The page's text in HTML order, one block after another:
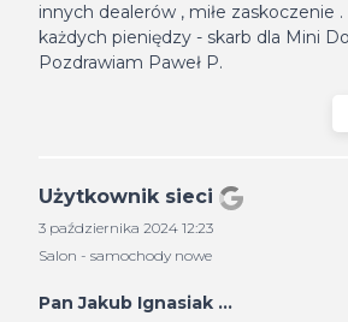
innych dealerów , miłe zaskoczenie
każdych pieniędzy - skarb dla Mini
Pozdrawiam Paweł P.
Użytkownik sieci
3 października 2024 12:23
Salon - samochody nowe
Pan Jakub Ignasiak ...